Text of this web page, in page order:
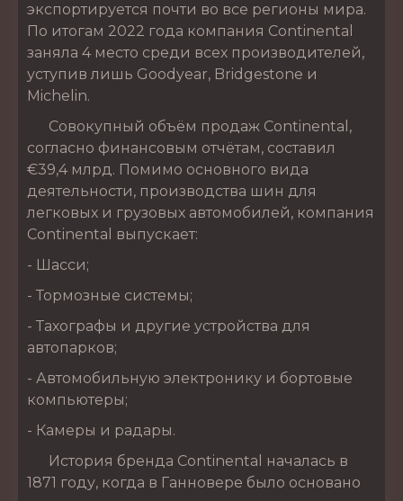
экспортируется почти во все регионы мира.
По итогам 2022 года компания Continental
заняла 4 место среди всех производителей,
уступив лишь Goodyear, Bridgestone и
Michelin.
Совокупный объём продаж Continental,
согласно финансовым отчётам, составил
€39,4 млрд. Помимо основного вида
деятельности, производства шин для
легковых и грузовых автомобилей, компания
Continental выпускает:
- Шасси;
- Тормозные системы;
- Тахографы и другие устройства для
автопарков;
- Автомобильную электронику и бортовые
компьютеры;
- Камеры и радары.
История бренда Continental началась в
1871 году, когда в Ганновере было основано